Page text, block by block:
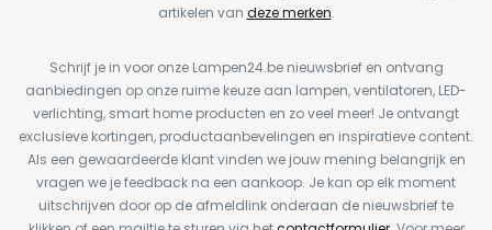
artikelen van deze merken.
Schrijf je in voor onze Lampen24.be nieuwsbrief en ontvang
aanbiedingen op onze ruime keuze aan lampen, ventilatoren, LED-
verlichting, smart home producten en zo veel meer! Je ontvangt
exclusieve kortingen, productaanbevelingen en inspiratieve content.
Als een gewaardeerde klant vinden we jouw mening belangrijk en
vragen we je feedback na een aankoop. Je kan op elk moment
uitschrijven door op de afmeldlink onderaan de nieuwsbrief te